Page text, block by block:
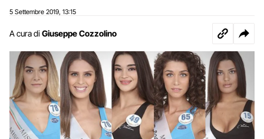
5 Settembre 2019 13:15
A cura di Giuseppe Cozzolino